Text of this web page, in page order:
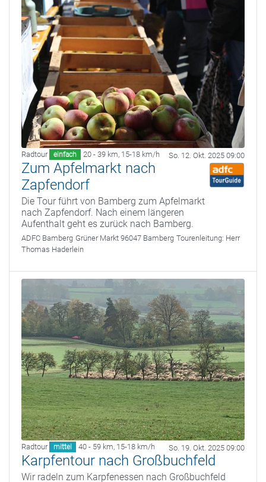
Radtour einfach 20 - 39 km, 15-18 km/h So. 12. Okt. 2025 09:00
Zum Apfelmarkt nach
Zapfendorf
Die Tour führt von Bamberg zum Apfelmarkt
nach Zapfendorf. Nach einem längeren
Aufenthalt geht es zurück nach Bamberg.
ADFC Bamberg Grüner Markt 96047 Bamberg Tourenleitung: Herr
Thomas Haderlein
Radtour mittel 40 - 59 km, 15-18 km/h So. 19. Okt. 2025 09:00
Karpfentour nach Großbuchfeld
Wir radeln zum Karpfenessen nach Großbuchfeld